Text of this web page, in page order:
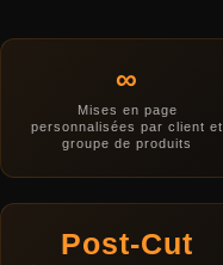
∞
Mises en page
personnalisées par client et
groupe de produits
Post-Cut